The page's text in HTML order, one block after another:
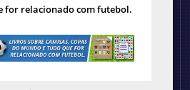
for relacionado com futebol.